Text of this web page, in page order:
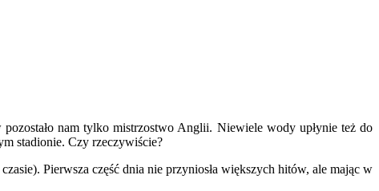
nam tylko mistrzostwo Anglii. Niewiele wody upłynie też do
stadionie. Czy rzeczywiście?
Pierwsza część dnia nie przyniosła większych hitów, ale mając w